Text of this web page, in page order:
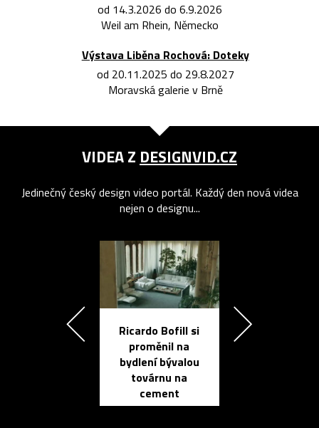
od 14.3.2026 do 6.9.2026
Weil am Rhein, Německo
Výstava Liběna Rochová: Doteky
od 20.11.2025 do 29.8.2027
Moravská galerie v Brně
VIDEA Z DESIGNVID.CZ
Jedinečný český design video portál. Každý den nová videa
nejen o designu...
Ricardo Bofill si
proměnil na
bydlení bývalou
továrnu na
cement